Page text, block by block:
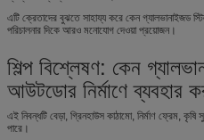
এটি ক্রেতাদের বুঝতে সাহায্য করে কেন গ্যালভানাইজড
পরিচালনার দিকে আরও মনোযোগ দেওয়া প্রয়োজন।
শিল্প বিশ্লেষণ: কেন
আউটডোর নির্মাণে ব্যবহার
এই নিবন্ধটি বেড়া, গ্রিনহাউস কাঠামো, নির্মাণ ফ্রেম, কৃষি
পারে।